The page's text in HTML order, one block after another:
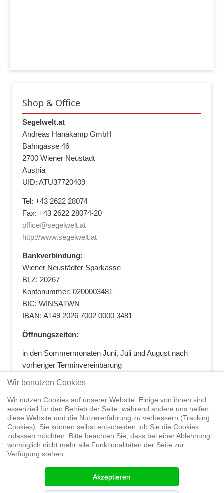
Shop & Office
Segelwelt.at
Andreas Hanakamp GmbH
Bahngasse 46
2700 Wiener Neustadt
Austria
UID: ATU37720409
Tel: +43 2622 28074
Fax: +43 2622 28074-20
office@segelwelt.at
http://www.segelwelt.at
Bankverbindung:
Wiener Neustädter Sparkasse
BLZ: 20267
Kontonummer: 0200003481
BIC: WINSATWN
IBAN: AT49 2026 7002 0000 3481
Öffnungszeiten:
in den Sommermonaten Juni, Juli und August nach
vorheriger Terminvereinbarung
Home Shop Trainings Segeltörns Service
Elvstrøm
Sails Yachthandel Sicherheit auf
© 2015 Segelwelt
Wir benutzen Cookies
Wir nutzen Cookies auf unserer Website. Einige von ihnen sind
essenziell für den Betrieb der Seite, während andere uns helfen,
diese Website und die Nutzererfahrung zu verbessern (Tracking
Cookies). Sie können selbst entscheiden, ob Sie die Cookies
zulassen möchten. Bitte beachten Sie, dass bei einer Ablehnung
womöglich nicht mehr alle Funktionalitäten der Seite zur
Verfügung stehen.
Akzeptieren